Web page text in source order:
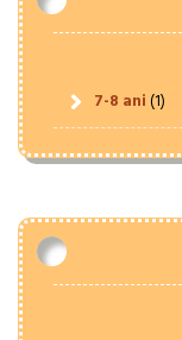
7-8 ani(1)